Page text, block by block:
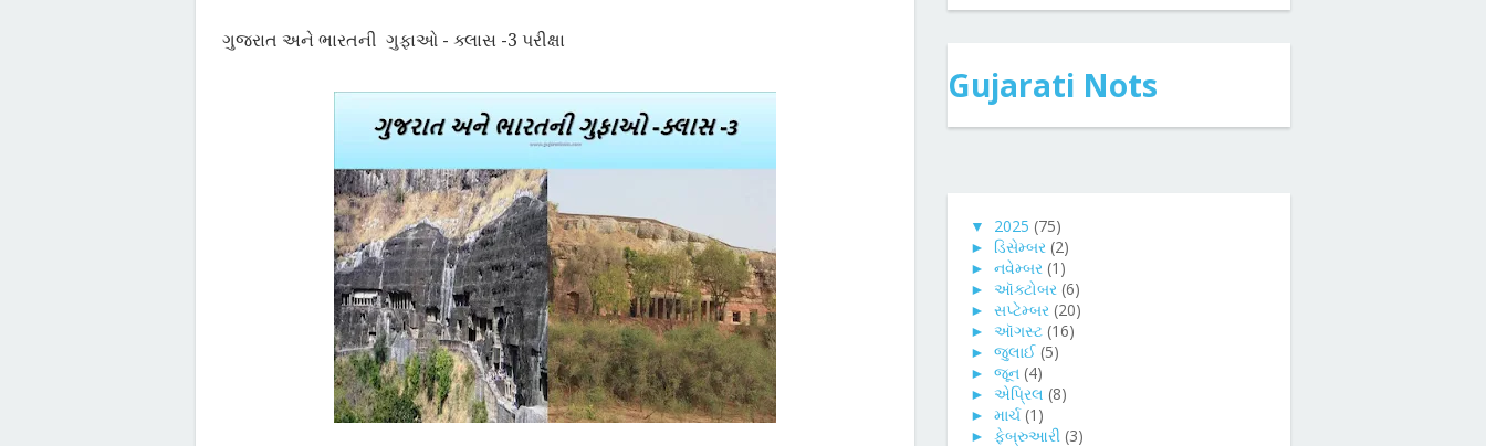
ગુજરાત અને ભારતની ગુફાઓ - ક્લાસ -3 પરીક્ષા
Gujarati Nots
▼ 2025 (75)
► ડિસેમ્બર (2)
► નવેમ્બર (1)
► ઑક્ટોબર (6)
► સપ્ટેમ્બર (20)
► ઑગસ્ટ (16)
► જુલાઈ (5)
► જૂન (4)
► એપ્રિલ (8)
► માર્ચ (1)
► ફેબ્રુઆરી (3)